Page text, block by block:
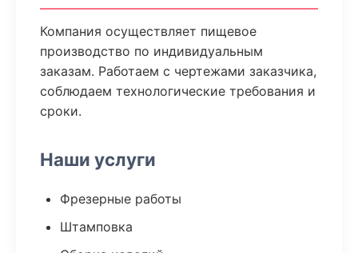
Компания осуществляет пищевое
производство по индивидуальным
заказам. Работаем с чертежами заказчика,
соблюдаем технологические требования и
сроки.
Наши услуги
Фрезерные работы
Штамповка